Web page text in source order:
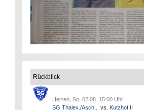
Rückblick
Herren, So. 02.08. 15:00 Uhr
SG Thalex./Asch...
vs. Kutzhof II